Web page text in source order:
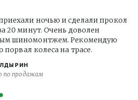
по продажам
ночью и сделали прокол
20 минут. Очень доволен
шиномонтжем. Рекомендую
порвал колеса на трасе.